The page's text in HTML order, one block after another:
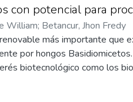
con potencial para
William; Betancur, Jhon Fredy
más importante que
por hongos
biotecnológico como los
relacionados con la